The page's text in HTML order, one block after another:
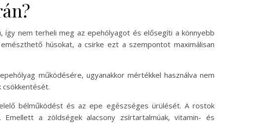
így nem terheli meg az epehólyagot és elősegíti a könnyebb
húsokat, a csirke ezt a szempontot maximálisan
működésére, ugyanakkor mértékkel használva nem
csökkentését.
bélműködést és az epe egészséges ürülését. A rostok
a zöldségek alacsony zsírtartalmúak, vitamin- és